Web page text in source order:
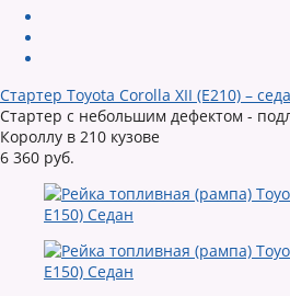
Стартер Toyota Corolla XII (E210) –
Стартер с небольшим дефектом -
Короллу в 210 кузове
6 360 руб.